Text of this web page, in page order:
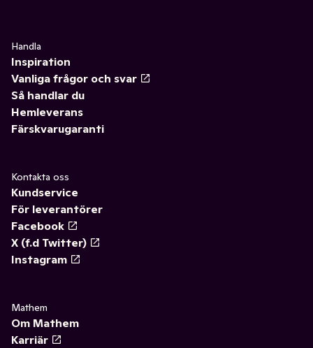
Handla
Inspiration
Vanliga frågor och svar
Så handlar du
Hemleverans
Färskvarugaranti
Kontakta oss
Kundservice
För leverantörer
Facebook
X (f.d Twitter)
Instagram
Mathem
Om Mathem
Karriär